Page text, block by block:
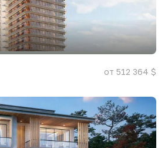
от 512 364 $